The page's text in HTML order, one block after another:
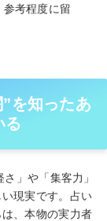
考程度に留
を知ったあ
る
」や「集客力」
現実です。占い
、本物の実力者